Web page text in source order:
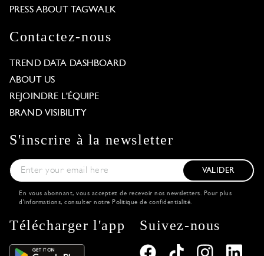
PRESS ABOUT TAGWALK
Contactez-nous
TREND DATA DASHBOARD
ABOUT US
REJOINDRE L'ÉQUIPE
BRAND VISIBILITY
S'inscrire à la newsletter
VALIDER
En vous abonnant, vous acceptez de recevoir nos newsletters. Pour plus
d'informations, consulter notre Politique de confidentialité.
Télécharger l'app Suivez-nous